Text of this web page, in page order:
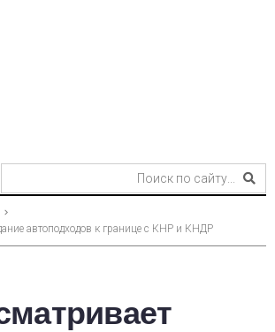
автоподходов к границе с КНР и КНДР